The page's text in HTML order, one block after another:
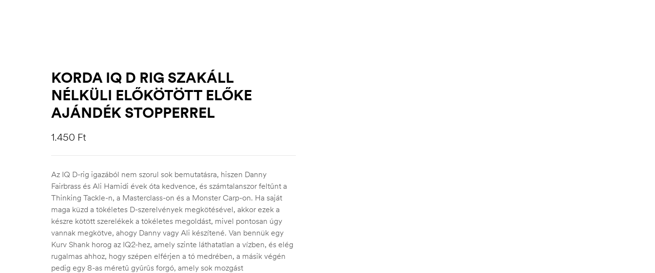
KORDA IQ D RIG SZAKÁLL
NÉLKÜLI ELŐKÖTÖTT ELŐKE
AJÁNDÉK STOPPERREL
1.450 Ft
Az IQ D-rig igazából nem szorul sok bemutatásra, hiszen Danny
Fairbrass és Ali Hamidi évek óta kedvence, és számtalanszor feltűnt a
Thinking Tackle-n, a Masterclass-on és a Monster Carp-on. Ha saját
maga küzd a tökéletes D-szerelvények megkötésével, akkor ezek a
készre kötött szerelékek a tökéletes megoldást, mivel pontosan úgy
vannak megkötve, ahogy Danny vagy Ali készítené. Van bennük egy
Kurv Shank horog az IQ2-hez, amely szinte láthatatlan a vízben, és elég
rugalmas ahhoz, hogy szépen elférjen a tó medrében, a másik végén
pedig egy 8-as méretű gyűrűs forgó, amely sok mozgást